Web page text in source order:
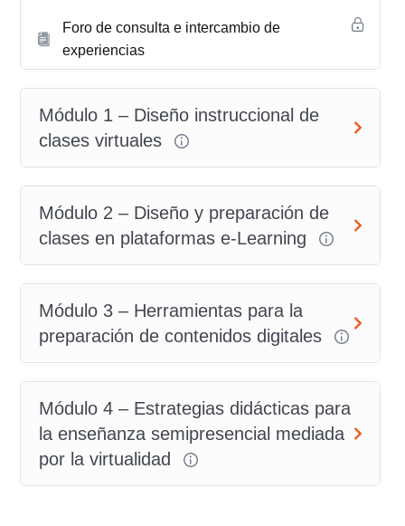
Foro de consulta e intercambio de
experiencias
Módulo 1 – Diseño instruccional de
clases virtuales
Módulo 2 – Diseño y preparación de
clases en plataformas e-Learning
Módulo 3 – Herramientas para la
preparación de contenidos digitales
Módulo 4 – Estrategias didácticas para
la enseñanza semipresencial mediada
por la virtualidad